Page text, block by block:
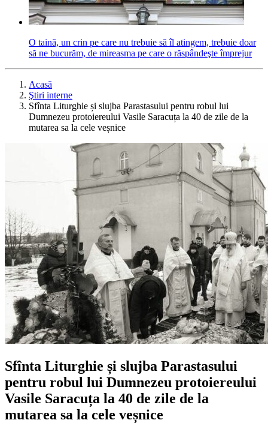
O taină, un crin pe care nu trebuie să îl atingem, trebuie doar
să ne bucurăm, de mireasma pe care o răspândeşte împrejur
Acasă
Ştiri interne
Sfînta Liturghie și slujba Parastasului pentru robul lui
Dumnezeu protoiereului Vasile Saracuța la 40 de zile de la
mutarea sa la cele veșnice
Sfînta Liturghie și slujba Parastasului
pentru robul lui Dumnezeu protoiereului
Vasile Saracuța la 40 de zile de la
mutarea sa la cele veșnice